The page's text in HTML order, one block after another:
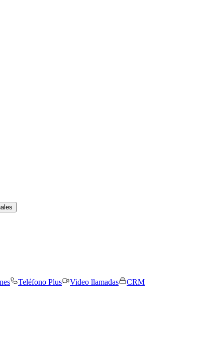
Teléfono Plus Video llamadas
CRM